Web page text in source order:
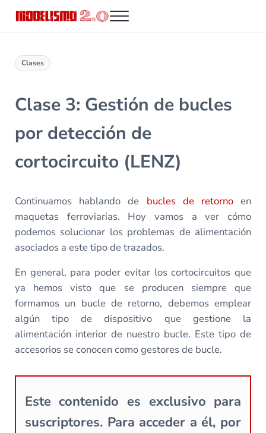
Menu
Clases
Clase 3: Gestión de bucles
por detección de
cortocircuito (LENZ)
Continuamos hablando de bucles de retornoen
maquetas ferroviarias. Hoy vamos a ver cómo
podemos solucionar los problemas de alimentación
asociados a este tipo de trazados.
En general, para poder evitar los cortocircuitos que
ya hemos visto que se producen siempre que
formamos un bucle de retorno, debemos emplear
algún tipo de dispositivo que gestione la
alimentación interior de nuestro bucle. Este tipo de
accesorios se conocen como gestores de bucle.
Este contenido es exclusivo para
suscriptores. Para acceder a él, por